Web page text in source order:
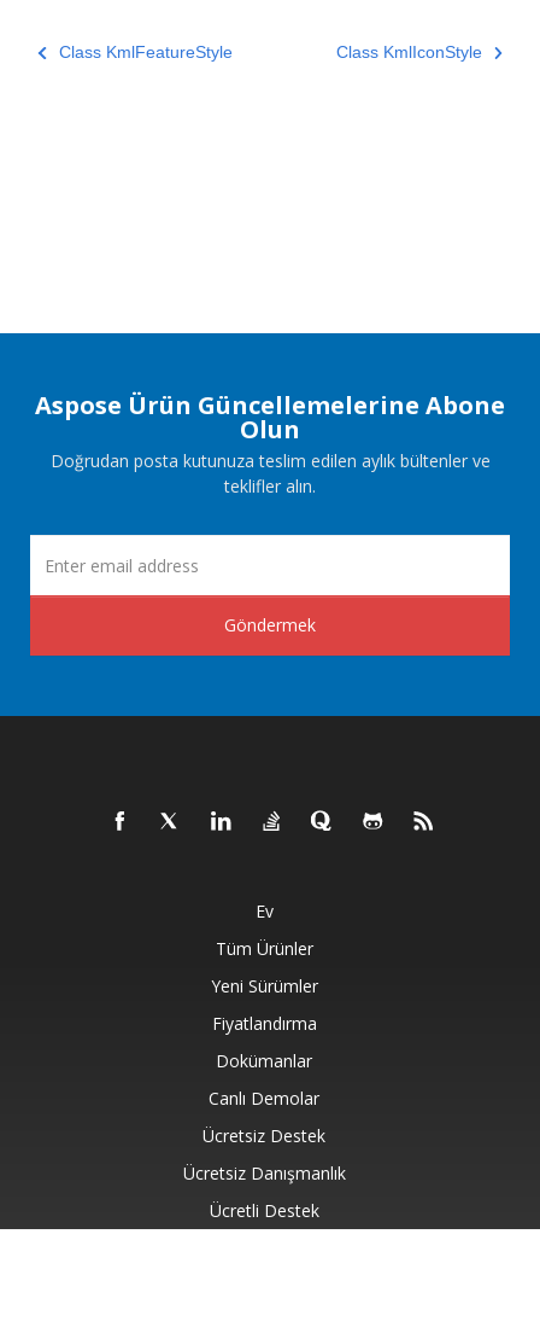
Class KmlFeatureStyle Class KmlIconStyle
Aspose Ürün Güncellemelerine Abone
Olun
Doğrudan posta kutunuza teslim edilen aylık bültenler ve
teklifler alın.
Göndermek
Ev
Tüm Ürünler
Yeni Sürümler
Fiyatlandırma
Dokümanlar
Canlı Demolar
Ücretsiz Destek
Ücretsiz Danışmanlık
Ücretli Destek